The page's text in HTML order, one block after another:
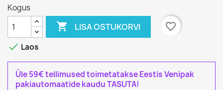
Kogus
 LISA OSTUKORVI
favorite_border
 Laos
Üle 59€ tellimused toimetatakse Eestis Venipak
pakiautomaatide kaudu TASUTA!